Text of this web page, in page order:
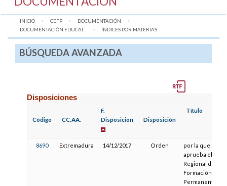
INICIO CEFP
DOCUMENTACIÓN
DOCUMENTACIÓN EDUCAT...
AQUÍ:
ÍNDICES POR MATERIAS
BÚSQUEDA AVANZADA
Disposiciones
Código CC.AA.
F.
Disposición
Disposición
Título
8690 Extremadura 14/12/2017 Orden
por la que se
aprueba el Plan
Regional de
Formación
Permanente del